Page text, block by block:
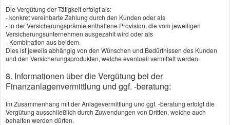
Kapital angespart, das am Ende der Laufzeit
ausgezahlt wird – inklusive Überschüsse.
Der größte Pluspunkt der KLV sind die
garantierten Leistungen (Verzinsung, Rente). Sie
sorgen für eine feste, vorhersehbare Auszahlung
und bieten damit Planungssicherheit. Gerade
für sicherheitsorientierte Sparer ist das ein
wichtiges Argument.
Die Vergütung der Tätigkeit erfolgt als:
- konkret vereinbarte Zahlung durch den Kunden oder als
- in der Versicherungsprämie enthaltene Provision, die vom jeweiligen
Versicherungsunternehmen ausgezahlt wird oder als
- Kombination aus beidem.
Dies ist jeweils abhängig von den Wünschen und Bedürfnissen des Kunden
und den Versicherungsprodukten, welche eventuell vermittelt werden.
8. Informationen über die Vergütung bei der
Finanzanlagenvermittlung und ggf. -beratung:
Im Zusammenhang mit der Anlagevermittlung und ggf. -beratung erfolgt die
Vergütung ausschließlich durch Zuwendungen von Dritten, welche auch
behalten werden dürfen.